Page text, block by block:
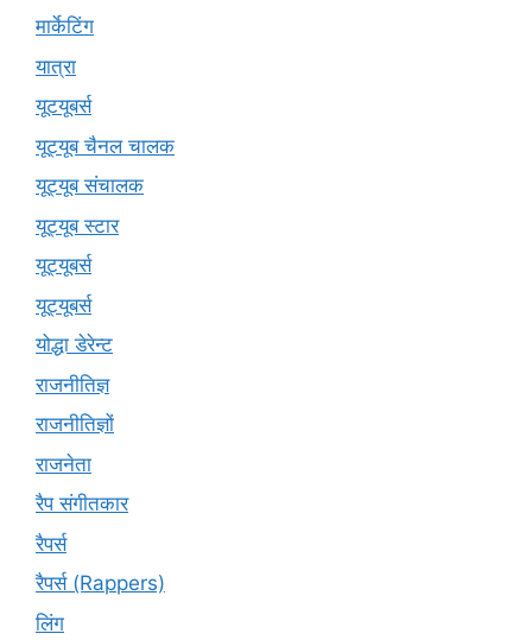
मार्केटिंग
यात्रा
यूटयूबर्स
यूट्यूब चैनल चालक
यूट्यूब संचालक
यूट्यूब स्टार
यूट्‍यूबर्स
यूट्यूबर्स
योद्धा डेरेन्ट
राजनीतिज्ञ
राजनीतिज्ञों
राजनेता
रैप संगीतकार
रैपर्स
रैपर्स (Rappers)
लिंग